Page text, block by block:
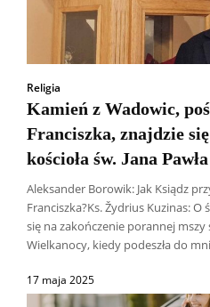
Religia
Kamień z Wadowic,
Franciszka, znajdzie
kościoła św. Jana
Aleksander Borowik: Jak Ksiądz
Franciszka?Ks. Žydrius Kuzinas: O
się na zakończenie porannej
Wielkanocy, kiedy podeszła do
17 maja 2025